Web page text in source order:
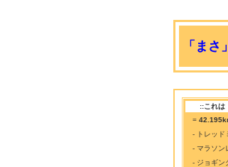
「ま
::これは
=
- トレッド
- マラソン
- ジョギン